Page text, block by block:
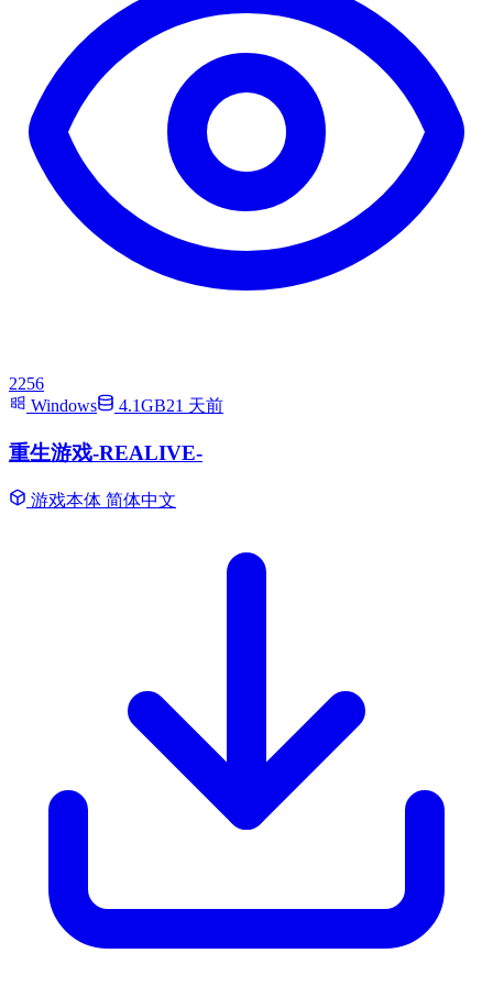
2256
Windows
4.1GB21 天前
重生游戏-REALIVE-
游戏本体 简体中文